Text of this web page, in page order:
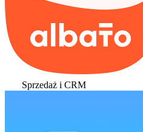
Sprzedaż i CRM